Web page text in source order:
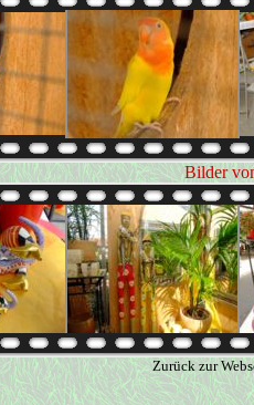
Bilder
Zurück zur